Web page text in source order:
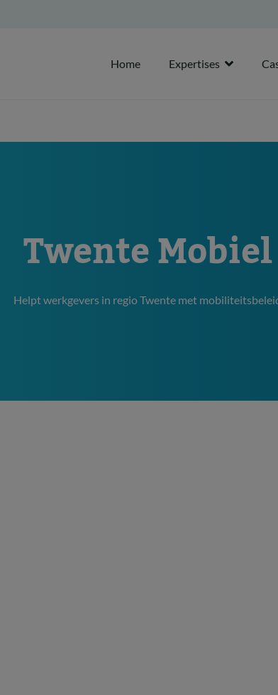
Home Expertises
Twente Mobiel
Helpt werkgevers in regio Twente met